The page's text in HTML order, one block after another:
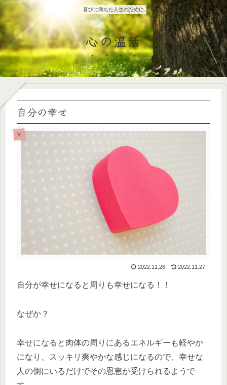
喜びに満ちた人生のために
心の温活
自分の幸せ
光
2022.11.26 2022.11.27
自分が幸せになると周りも幸せになる！！
なぜか？
幸せになると肉体の周りにあるエネルギーも軽やか
になり、スッキリ爽やかな感じになるので、幸せな
人の側にいるだけでその恩恵が受けられるようで